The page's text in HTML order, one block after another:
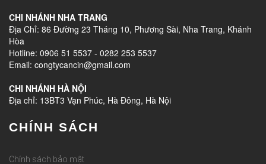
CHI NHÁNH NHA TRANG
Địa Chỉ: 86 Đường 23 Tháng 10, Phương Sài, Nha Trang, Khánh
Hòa
Hotline: 0906 51 5537 - 0282 253 5537
Email: congtycancin@gmail.com
CHI NHÁNH HÀ NỘI
Địa chỉ: 13BT3 Vạn Phúc, Hà Đông, Hà Nội
CHÍNH SÁCH
Chính sách bảo mật